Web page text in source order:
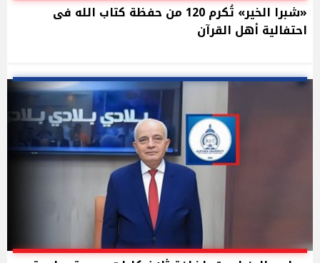
«شبرا الخير» تُكرم 120 من حفظة كتاب الله فى
احتفالية أهل القرآن